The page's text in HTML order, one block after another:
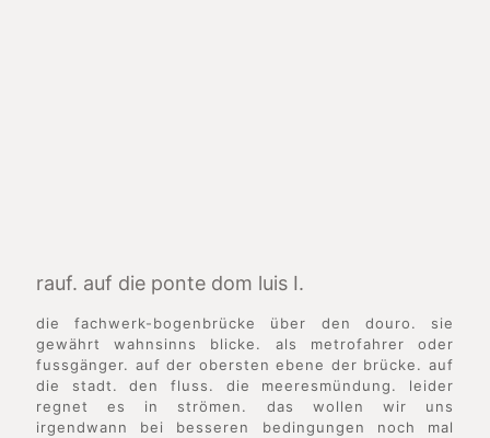
rauf. auf die ponte dom luis I.
die fachwerk-bogenbrücke über den douro. sie
gewährt wahnsinns blicke. als metrofahrer oder
fussgänger. auf der obersten ebene der brücke. auf
die stadt. den fluss. die meeresmündung. leider
regnet es in strömen. das wollen wir uns
irgendwann bei besseren bedingungen noch mal